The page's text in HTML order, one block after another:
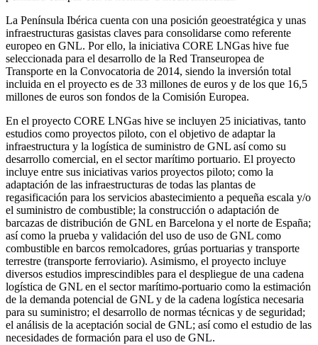
La Península Ibérica cuenta con una posición geoestratégica y unas
infraestructuras gasistas claves para consolidarse como referente
europeo en GNL. Por ello, la iniciativa CORE LNGas hive fue
seleccionada para el desarrollo de la Red Transeuropea de
Transporte en la Convocatoria de 2014, siendo la inversión total
incluida en el proyecto es de 33 millones de euros y de los que 16,5
millones de euros son fondos de la Comisión Europea.
En el proyecto CORE LNGas hive se incluyen 25 iniciativas, tanto
estudios como proyectos piloto, con el objetivo de adaptar la
infraestructura y la logística de suministro de GNL así como su
desarrollo comercial, en el sector marítimo portuario. El proyecto
incluye entre sus iniciativas varios proyectos piloto; como la
adaptación de las infraestructuras de todas las plantas de
regasificación para los servicios abastecimiento a pequeña escala y/o
el suministro de combustible; la construcción o adaptación de
barcazas de distribución de GNL en Barcelona y el norte de España;
así como la prueba y validación del uso de uso de GNL como
combustible en barcos remolcadores, grúas portuarias y transporte
terrestre (transporte ferroviario). Asimismo, el proyecto incluye
diversos estudios imprescindibles para el despliegue de una cadena
logística de GNL en el sector marítimo-portuario como la estimación
de la demanda potencial de GNL y de la cadena logística necesaria
para su suministro; el desarrollo de normas técnicas y de seguridad;
el análisis de la aceptación social de GNL; así como el estudio de las
necesidades de formación para el uso de GNL.